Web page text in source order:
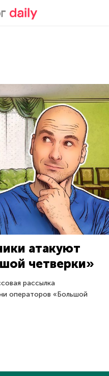
атакуют
четверки»
рассылка
операторов «Большой